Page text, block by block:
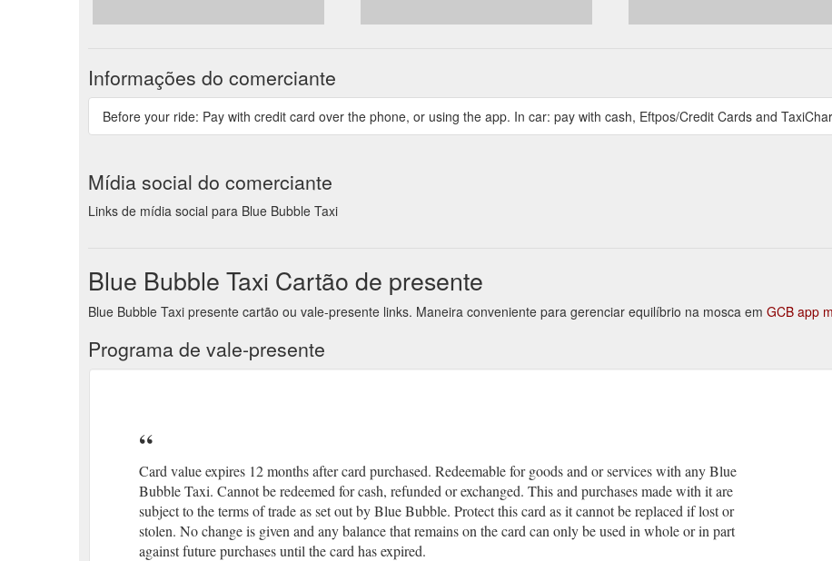
Informações do comerciante
Before your ride: Pay with credit card over the phone, or using the app. In car: pay with cash, Eftpos/Credit Cards and
Mídia social do comerciante
Links de mídia social para Blue Bubble Taxi
Blue Bubble Taxi Cartão de presente
Blue Bubble Taxi presente cartão ou vale-presente links. Maneira conveniente para gerenciar equilíbrio na mosca em GCB app
Programa de vale-presente
Card value expires 12 months after card purchased. Redeemable for goods and or services with any Blue
Bubble Taxi. Cannot be redeemed for cash, refunded or exchanged. This and purchases made with it are
subject to the terms of trade as set out by Blue Bubble. Protect this card as it cannot be replaced if lost or
stolen. No change is given and any balance that remains on the card can only be used in whole or in part
against future purchases until the card has expired.